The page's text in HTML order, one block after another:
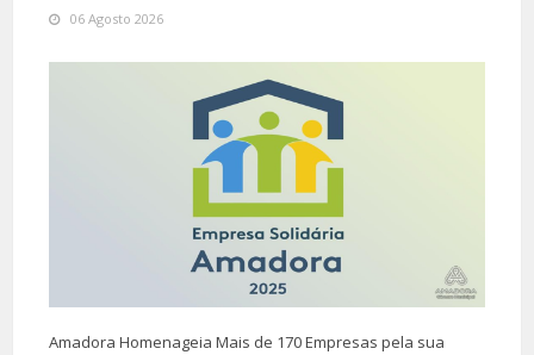
06 Agosto 2026
Amadora Homenageia Mais de 170 Empresas pela sua